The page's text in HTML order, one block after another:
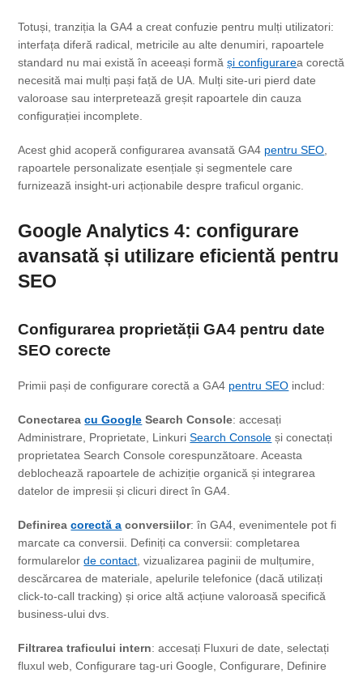
Totuși, tranziția la GA4 a creat confuzie pentru mulți utilizatori:
interfața diferă radical, metricile au alte denumiri, rapoartele
standard nu mai există în aceeași formăși configurarea corectă
necesită mai mulți pași față de UA. Mulți site-uri pierd date
valoroase sau interpretează greșit rapoartele din cauza
configurației incomplete.
Acest ghid acoperă configurarea avansată GA4 pentru SEO
rapoartele personalizate esențiale și segmentele care
furnizează insight-uri acționabile despre traficul organic.
Google Analytics 4: configurare
avansată și utilizare eficientă pentru
SEO
Configurarea proprietății GA4 pentru date
SEO corecte
Primii pași de configurare corectă a GA4 pentru SEO includ:
Conectareacu Google Search Console: accesați
Administrare, Proprietate, LinkuriSearch Console și conectați
proprietatea Search Console corespunzătoare. Aceasta
deblochează rapoartele de achiziție organică și integrarea
datelor de impresii și clicuri direct în GA4.
Definireacorectă a conversiilor: în GA4, evenimentele pot fi
marcate ca conversii. Definiți ca conversii: completarea
formularelorde contact , vizualizarea paginii de mulțumire,
descărcarea de materiale, apelurile telefonice (dacă utilizați
click-to-call tracking) și orice altă acțiune valoroasă specifică
business-ului dvs.
Filtrarea traficului intern: accesați Fluxuri de date, selectați
fluxul web, Configurare tag-uri Google, Configurare, Definire